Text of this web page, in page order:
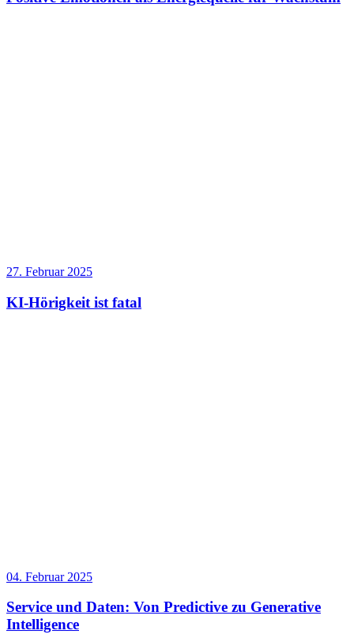
27. Februar 2025
KI-Hörigkeit ist fatal
04. Februar 2025
Service und Daten: Von Predictive zu Generative
Intelligence